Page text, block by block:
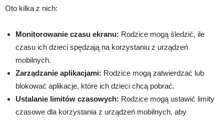
Oto kilka z nich:
Monitorowanie czasu ekranu: Rodzice mogą śledzić, ile
czasu ich dzieci spędzają na korzystaniu z urządzeń
mobilnych.
Zarządzanie aplikacjami: Rodzice mogą zatwierdzać lub
blokować aplikacje, które ich dzieci chcą pobrać.
Ustalanie limitów czasowych: Rodzice mogą ustawić limity
czasowe dla korzystania z urządzeń mobilnych, aby